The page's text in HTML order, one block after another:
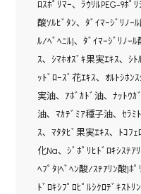
ﾛｽﾎﾟﾘﾏｰ､ ﾗｳﾘﾙPEG-9ﾎﾟ
酸ｿﾙﾋﾞﾀﾝ､ ﾀﾞｲﾏｰｼﾞﾘﾉｰ
ﾙ/ﾍﾞﾍﾆﾙ)､ ﾀﾞｲﾏｰｼﾞﾘﾉｰﾙ
ｽ､ ｼﾏﾎｵｽﾞｷ果実ｴｷｽ､ ｼﾄ
ｯﾄﾞﾛｰｽﾞ花ｴｷｽ､ ｵﾙﾄｼﾎﾝ
実油､ ｱﾎﾞｶﾄﾞ油､ ﾅｯﾄｳｶ
油､ ﾏｶﾃﾞﾐｱ種子油､ ｾﾗﾐ
ｽ､ ﾏﾀﾀﾋﾞ果実ｴｷｽ､ ﾄｺﾌ
化Na､ ｼﾞﾎﾟﾘﾋﾄﾞﾛｷｼｽﾃｱ
ﾍﾌﾟﾀ(ﾍﾞﾍﾝ酸/ｽﾃｱﾘﾝ酸)ﾎ
ﾄﾞﾛｷｼﾌﾟﾛﾋﾟﾙｼｸﾛﾃﾞｷｽﾄ